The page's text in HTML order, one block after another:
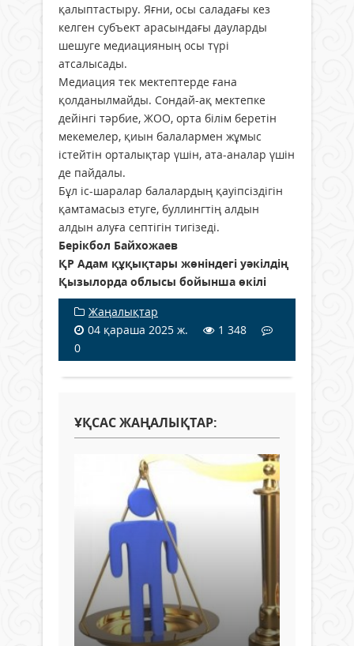
қалыптастыру. Яғни, осы саладағы кез
келген субъект арасындағы дауларды
шешуге медиацияның осы түрі
атсалысады.
Медиация тек мектептерде ғана
қолданылмайды. Сондай-ақ мектепке
дейінгі тәрбие, ЖОО, орта білім беретін
мекемелер, қиын балалармен жұмыс
істейтін орталықтар үшін, ата-аналар үшін
де пайдалы.
Бұл іс-шаралар балалардың қауіпсіздігін
қамтамасыз етуге, буллингтің алдын
алдын алуға септігін тигізеді.
Берікбол Байхожаев
ҚР Адам құқықтары жөніндегі уәкілдің
Қызылорда облысы бойынша өкілі
Жаңалықтар
04 қараша 2025 ж.
1 348
0
ҰҚСАС ЖАҢАЛЫҚТАР: